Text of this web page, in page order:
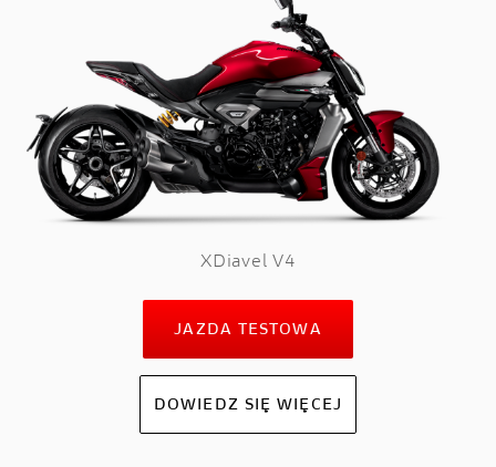
XDiavel V4
JAZDA TESTOWA
DOWIEDZ SIĘ WIĘCEJ